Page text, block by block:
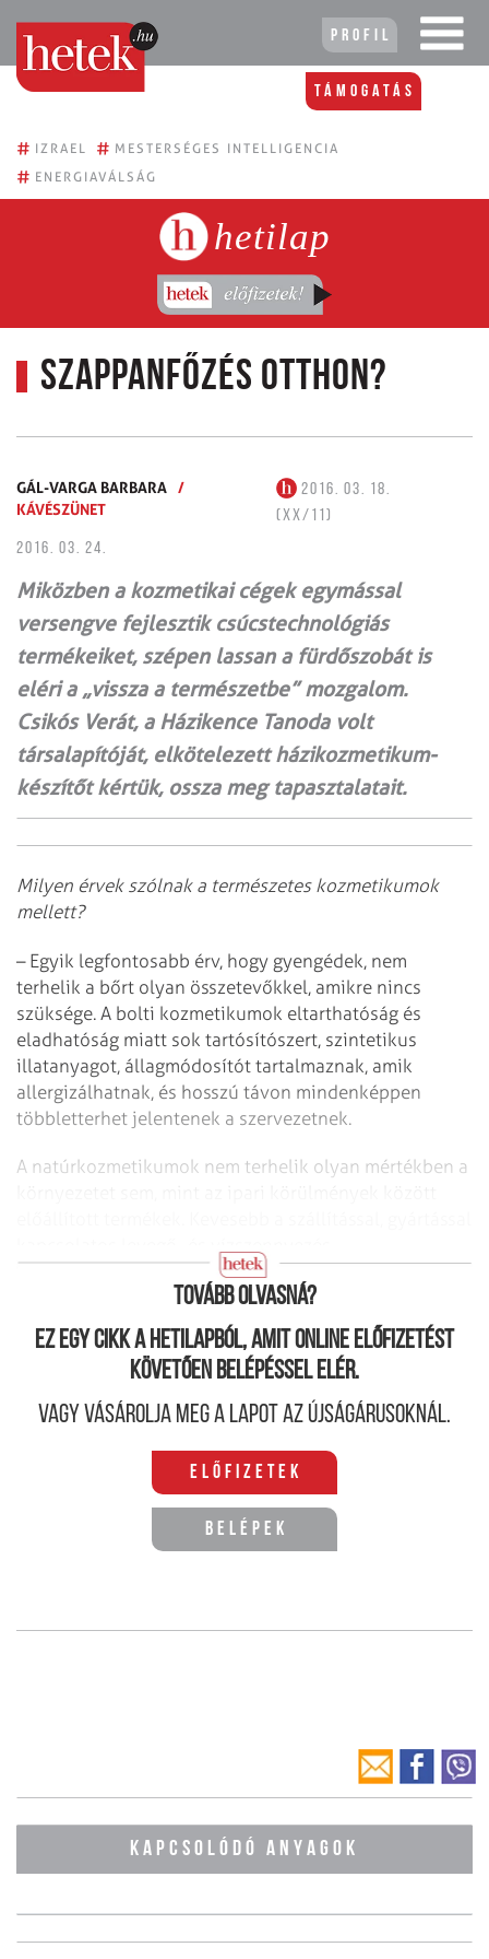
Profil
Támogatás
# IZRAEL # MESTERSÉGES INTELLIGENCIA
# ENERGIAVÁLSÁG
hetilap
Szappanfőzés otthon?
GÁL-VARGA BARBARA /
KÁVÉSZÜNET
2016. 03. 18.
(XX/11)
2016. 03. 24.
Miközben a kozmetikai cégek egymással
versengve fejlesztik csúcstechnológiás
termékeiket, szépen lassan a fürdőszobát is
eléri a „vissza a természetbe” mozgalom.
Csikós Verát, a Házikence Tanoda volt
társalapítóját, elkötelezett házikozmetikum-
készítőt kértük, ossza meg tapasztalatait.
Milyen érvek szólnak a természetes kozmetikumok
mellett?
– Egyik legfontosabb érv, hogy gyengédek, nem
terhelik a bőrt olyan összetevőkkel, amikre nincs
szüksége. A bolti kozmetikumok eltarthatóság és
eladhatóság miatt sok tartósítószert, szintetikus
illatanyagot, állagmódosítót tartalmaznak, amik
allergizálhatnak, és hosszú távon mindenképpen
többletterhet jelentenek a szervezetnek.
A natúrkozmetikumok nem terhelik olyan mértékben a
Tovább olvasná?
Ez egy cikk a hetilapból, amit online előfizetést
követően belépéssel elér.
Vagy vásárolja meg a lapot az újságárusoknál.
Előfizetek
Belépek
KAPCSOLÓDÓ ANYAGOK